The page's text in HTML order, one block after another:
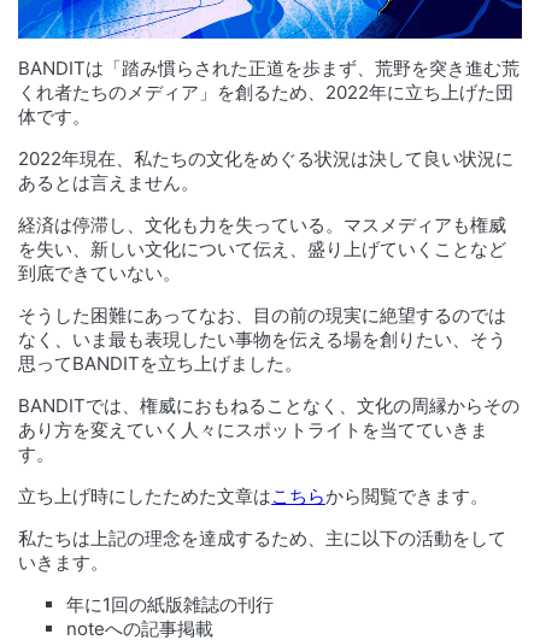
お
問
い
合
わ
せ
BANDITは「踏み慣らされた正道を歩まず、荒野を突き進む荒
くれ者たちのメディア」を創るため、2022年に立ち上げた団
体です。
2022年現在、私たちの文化をめぐる状況は決して良い状況に
あるとは言えません。
経済は停滞し、文化も力を失っている。マスメディアも権威
を失い、新しい文化について伝え、盛り上げていくことなど
到底できていない。
そうした困難にあってなお、目の前の現実に絶望するのでは
なく、いま最も表現したい事物を伝える場を創りたい、そう
思ってBANDITを立ち上げました。
BANDITでは、権威におもねることなく、文化の周縁からその
あり方を変えていく人々にスポットライトを当てていきま
す。
立ち上げ時にしたためた文章はこちらから閲覧できます。
私たちは上記の理念を達成するため、主に以下の活動をして
いきます。
年に1回の紙版雑誌の刊行
noteへの記事掲載